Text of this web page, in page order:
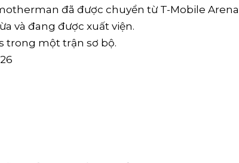
đã được chuyển từ T-Mobile Arena
và đang được xuất viện.
trong một trận sơ bộ.